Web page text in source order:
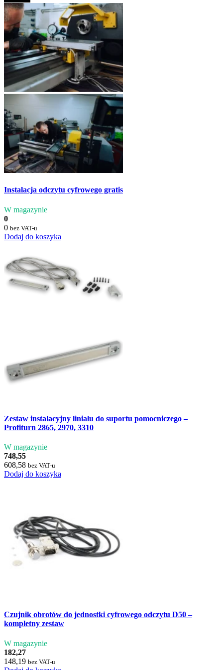
Instalacja odczytu cyfrowego gratis
W magazynie
0
0 bez VAT-u
Dodaj do koszyka
Zestaw instalacyjny liniału do suportu pomocniczego –
Profiturn 2865, 2970, 3310
W magazynie
748,55
608,58 bez VAT-u
Dodaj do koszyka
Czujnik obrotów do jednostki cyfrowego odczytu D50 –
kompletny zestaw
W magazynie
182,27
148,19 bez VAT-u